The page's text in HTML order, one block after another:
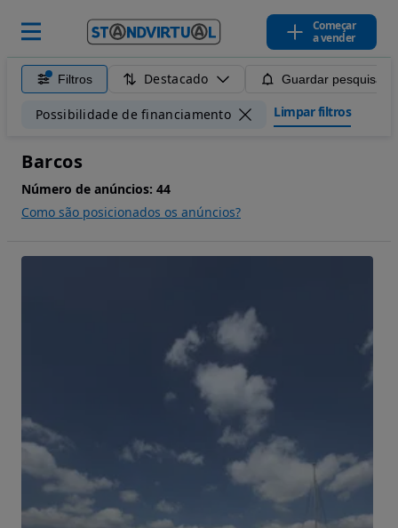
Começar
a vender
Filtros Destacado Guardar pesquisa
Possibilidade de financiamento Limpar filtros
Barcos
Número de anúncios: 44
Como são posicionados os anúncios?